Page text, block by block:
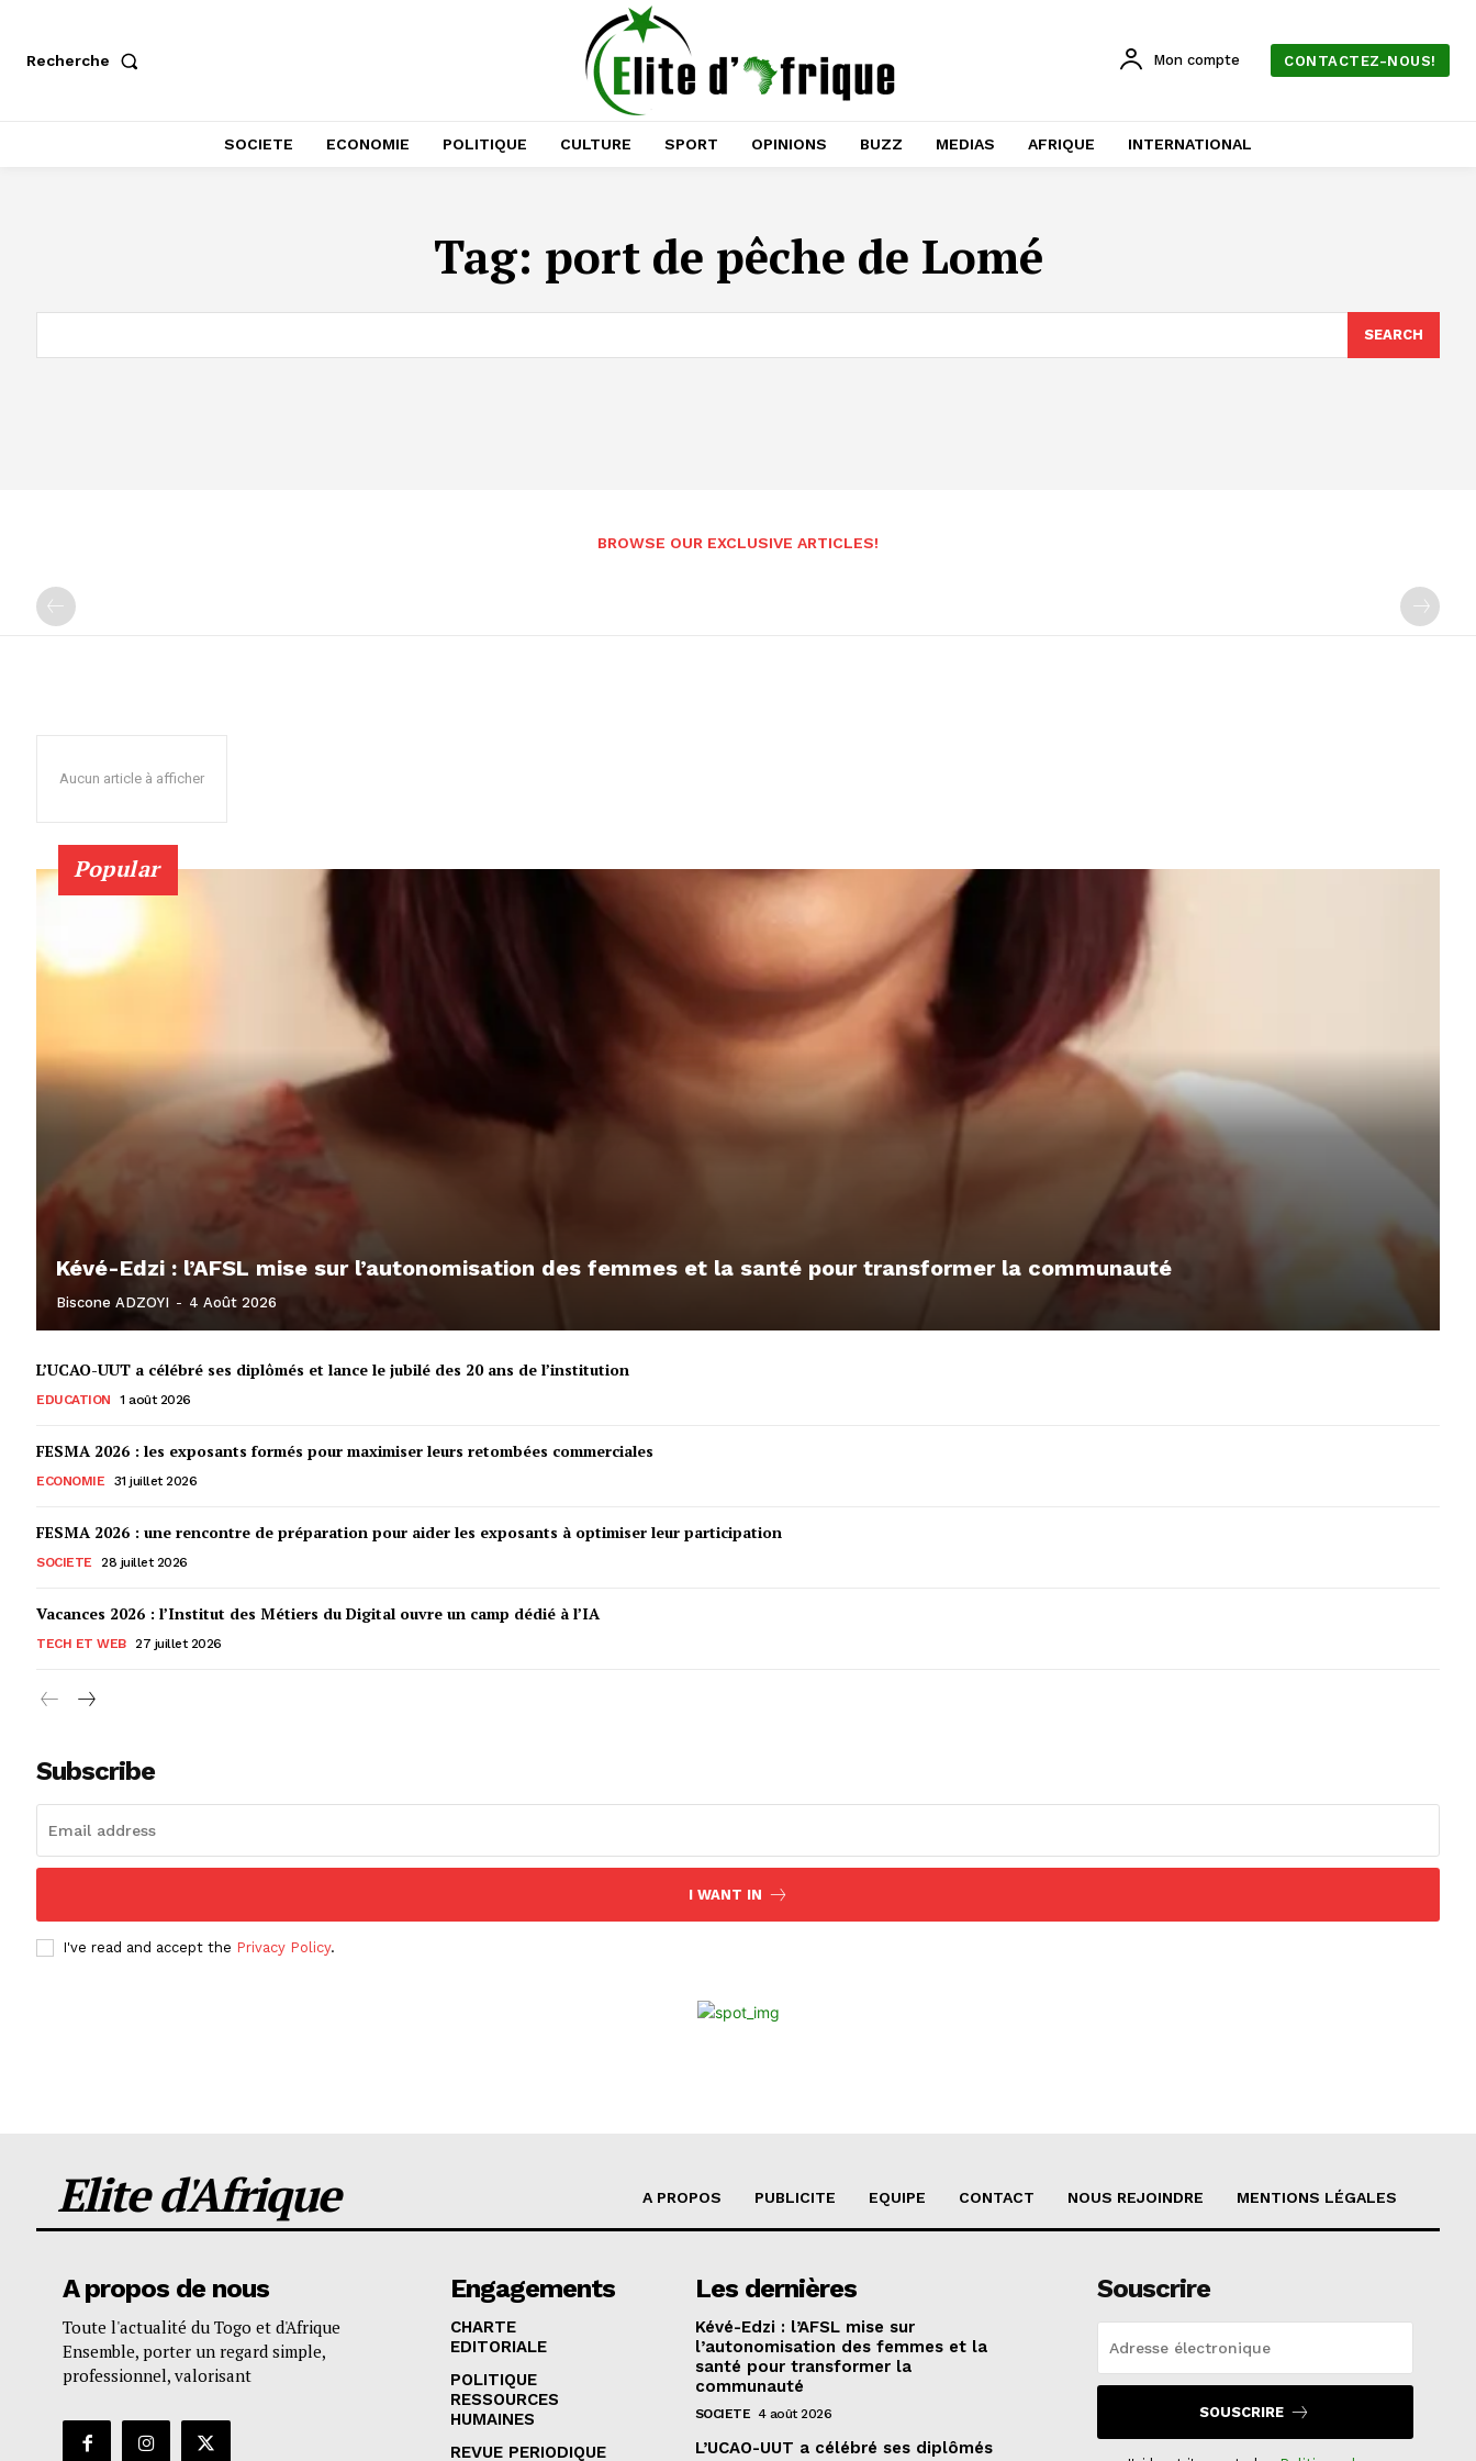
Recherche Mon compte CONTACTEZ-NOUS!
SOCIETE ECONOMIE POLITIQUE CULTURE SPORT OPINIONS BUZZ MEDIAS AFRIQUE INTERNATIONAL
Tag: port de pêche de Lomé
SEARCH
BROWSE OUR EXCLUSIVE ARTICLES!
Aucun article à afficher
Popular
Kévé-Edzi : l’AFSL mise sur l’autonomisation des femmes et la santé pour transformer la communauté
Biscone ADZOYI - 4 Août 2026
L’UCAO-UUT a célébré ses diplômés et lance le jubilé des 20 ans de l’institution
EDUCATION 1 août 2026
FESMA 2026 : les exposants formés pour maximiser leurs retombées commerciales
ECONOMIE 31 juillet 2026
FESMA 2026 : une rencontre de préparation pour aider les exposants à optimiser leur participation
SOCIETE 28 juillet 2026
Vacances 2026 : l’Institut des Métiers du Digital ouvre un camp dédié à l’IA
TECH ET WEB 27 juillet 2026
Subscribe
I WANT IN
I've read and accept the Privacy Policy.
Elite d'Afrique A PROPOS PUBLICITE EQUIPE CONTACT NOUS REJOINDRE MENTIONS LÉGALES
A propos de nous
Toute l'actualité du Togo et d'Afrique
Ensemble, porter un regard simple,
professionnel, valorisant
Engagements
CHARTE
EDITORIALE
POLITIQUE
RESSOURCES
HUMAINES
REVUE PERIODIQUE
Les dernières
Kévé-Edzi : l’AFSL mise sur
l’autonomisation des femmes et la
santé pour transformer la
communauté
SOCIETE 4 août 2026
L’UCAO-UUT a célébré ses diplômés
Souscrire
SOUSCRIRE